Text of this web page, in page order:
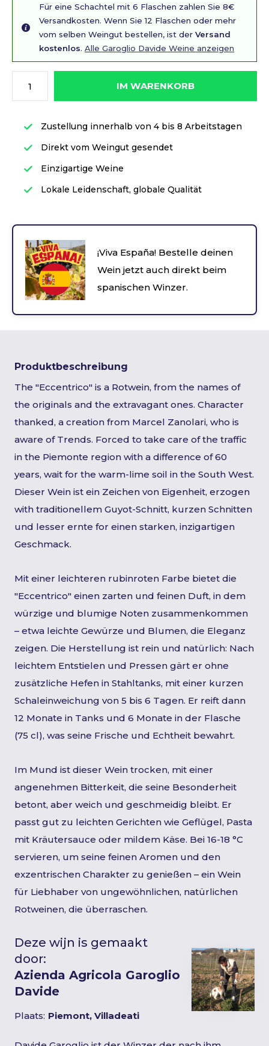
Für eine Schachtel mit 6 Flaschen zahlen Sie 8€
Versandkosten. Wenn Sie 12 Flaschen oder mehr
vom selben Weingut bestellen, ist der Versand
kostenlos. Alle Garoglio Davide Weine anzeigen
IM WARENKORB
Zustellung innerhalb von 4 bis 8 Arbeitstagen
Direkt vom Weingut gesendet
Einzigartige Weine
Lokale Leidenschaft, globale Qualität
¡Viva España! Bestelle deinen
Wein jetzt auch direkt beim
spanischen Winzer.
Produktbeschreibung
The "Eccentrico" is a Rotwein, from the names of
the originals and the extravagant ones. Character
thanked, a creation from Marcel Zanolari, who is
aware of Trends. Forced to take care of the traffic
in the Piemonte region with a difference of 60
years, wait for the warm-lime soil in the South West.
Dieser Wein ist ein Zeichen von Eigenheit, erzogen
with traditionellem Guyot-Schnitt, kurzen Schnitten
und lesser ernte for einen starken, inzigartigen
Geschmack.
Mit einer leichteren rubinroten Farbe bietet die
"Eccentrico" einen zarten und feinen Duft, in dem
würzige und blumige Noten zusammenkommen
– etwa leichte Gewürze und Blumen, die Eleganz
zeigen. Die Herstellung ist rein und natürlich: Nach
leichtem Entstielen und Pressen gärt er ohne
zusätzliche Hefen in Stahltanks, mit einer kurzen
Schaleinweichung von 5 bis 6 Tagen. Er reift dann
12 Monate in Tanks und 6 Monate in der Flasche
(75 cl), was seine Frische und Echtheit bewahrt.
Im Mund ist dieser Wein trocken, mit einer
angenehmen Bitterkeit, die seine Besonderheit
betont, aber weich und geschmeidig bleibt. Er
passt gut zu leichten Gerichten wie Geflügel, Pasta
mit Kräutersauce oder mildem Käse. Bei 16-18 °C
servieren, um seine feinen Aromen und den
exzentrischen Charakter zu genießen – ein Wein
für Liebhaber von ungewöhnlichen, natürlichen
Rotweinen, die überraschen.
Deze wijn is gemaakt
door:
Azienda Agricola Garoglio
Davide
Plaats: Piemont, Villadeati